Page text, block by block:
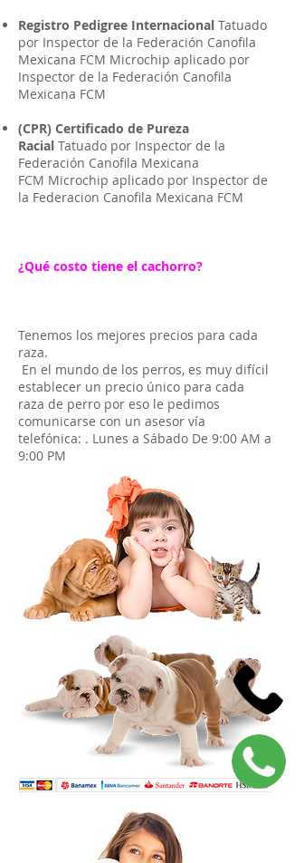
Registro Pedigree Internacional Tatuado
por Inspector de la Federación Canofila
Mexicana FCM Microchip aplicado por
Inspector de la Federación Canofila
Mexicana FCM
(CPR) Certificado de Pureza
Racial Tatuado por Inspector de la
Federación Canofila Mexicana
FCM Microchip aplicado por Inspector de
la Federacion Canofila Mexicana FCM
¿Qué costo tiene el cachorro?
Tenemos los mejores precios para cada
raza.
En el mundo de los perros, es muy difícil
establecer un precio único para cada
raza de perro por eso le pedimos
comunicarse con un asesor vía
telefónica: . Lunes a Sábado De 9:00 AM a
9:00 PM